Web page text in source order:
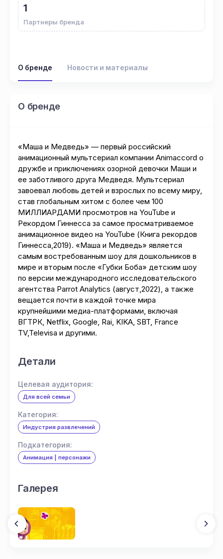
1
Партнеры бренда
О бренде Новости и материалы
О бренде
«Маша и Медведь» — первый российский
анимационный мультсериал компании Animaccord о
дружбе и приключениях озорной девочки Маши и
ее заботливого друга Медведя. Мультсериал
завоевал любовь детей и взрослых по всему миру,
став глобальным хитом с более чем 100
МИЛЛИАРДАМИ просмотров на YouTube и
Рекордом Гиннесса за самое просматриваемое
анимационное видео на YouTube (Книга рекордов
Гиннесса,2019). «Маша и Медведь» является
самым востребованным шоу для дошкольников в
мире и вторым после «Губки Боба» детским шоу
по версии международного исследовательского
агентства Parrot Analytics (август,2022), а также
вещается почти в каждой точке мира
крупнейшими медиа-платформами, включая
ВГТРК, Netflix, Google, Rai, KIKA, SBT, France
TV,Televisa и другими.
Детали
Целевая аудитория:
Для всей семьи
Категория:
Индустрия развлечений
Подкатегория:
Анимация | персонажи
Галерея